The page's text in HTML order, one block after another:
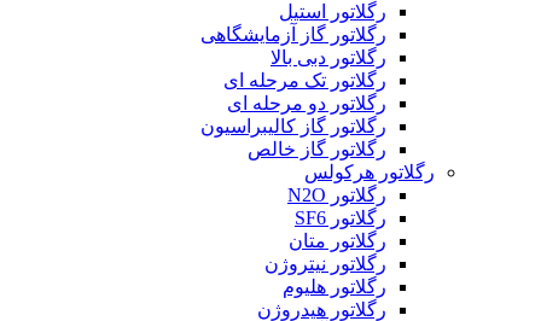
رگلاتور استیل
رگلاتور گاز آزمایشگاهی
رگلاتور دبی بالا
رگلاتور تک مرحله ای
رگلاتور دو مرحله ای
رگلاتور گاز کالیبراسیون
رگلاتور گاز خالص
رگلاتور هرکولس
رگلاتور N2O
رگلاتور SF6
رگلاتور متان
رگلاتور نیتروژن
رگلاتور هلیوم
رگلاتور هیدروژن